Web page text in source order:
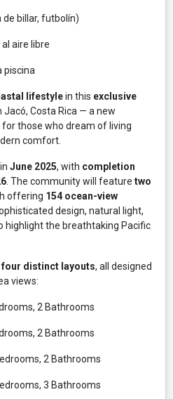
billar, futbolín)
aire libre
piscina
lifestylein this exclusive
Jacó, Costa Rica — a new
those who dream of living
comfort.
June 2025, with completion
. The community will feature two
offering 154 ocean-view
design, natural light,
highlight the breathtaking Pacific
four distinct layouts, all designed
views:
2 Bathrooms
2 Bathrooms
2 Bathrooms
3 Bathrooms